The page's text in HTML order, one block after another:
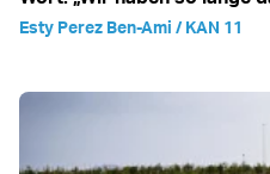
Esty Perez Ben-Ami / KAN 11